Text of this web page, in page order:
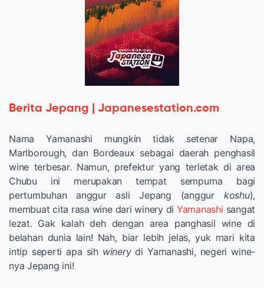
Berita Jepang | Japanesestation.com
Nama Yamanashi mungkin tidak setenar Napa,
Marlborough, dan Bordeaux sebagai daerah penghasil
wine terbesar. Namun, prefektur yang terletak di area
Chubu ini merupakan tempat sempurna bagi
pertumbuhan anggur asli Jepang (anggur koshu),
membuat cita rasa wine dari winery di Yamanashi sangat
lezat. Gak kalah deh dengan area panghasil wine di
belahan dunia lain! Nah, biar lebih jelas, yuk mari kita
intip seperti apa sih winerydi Yamanashi, negeri wine-
nya Jepang ini!